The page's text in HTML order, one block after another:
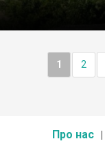
1 2
Про нас